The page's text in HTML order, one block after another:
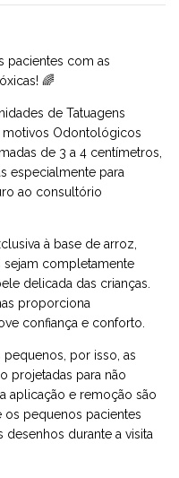
pacientes com as
🌈
de Tatuagens
motivos Odontológicos
de 3 a 4 centímetros,
especialmente para
ao consultório
à base de arroz,
sejam completamente
delicada das crianças.
proporciona
confiança e conforto.
por isso, as
projetadas para não
aplicação e remoção são
os pequenos pacientes
durante a visita